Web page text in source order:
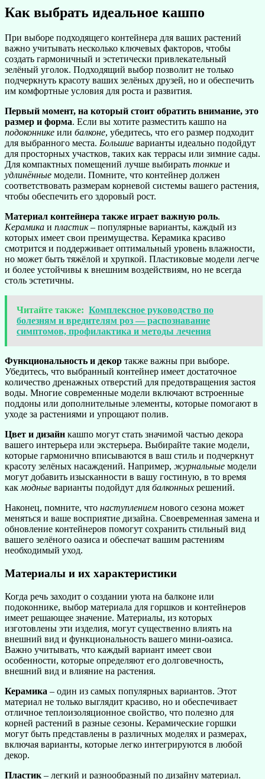
Как выбрать идеальное кашпо
При выборе подходящего контейнера для ваших растений
важно учитывать несколько ключевых факторов, чтобы
создать гармоничный и эстетически привлекательный
зелёный уголок. Подходящий выбор позволит не только
подчеркнуть красоту ваших зелёных друзей, но и обеспечить
им комфортные условия для роста и развития.
Первый момент, на который стоит обратить внимание, это
размер и форма. Если вы хотите разместить кашпо на
подоконнике или балконе, убедитесь, что его размер подходит
для выбранного места. Большие варианты идеально подойдут
для просторных участков, таких как террасы или зимние сады.
Для компактных помещений лучше выбирать тонкие и
удлинённые модели. Помните, что контейнер должен
соответствовать размерам корневой системы вашего растения,
чтобы обеспечить его здоровый рост.
Материал контейнера также играет важную роль.
Керамика и пластик– популярные варианты, каждый из
которых имеет свои преимущества. Керамика красиво
смотрится и поддерживает оптимальный уровень влажности,
но может быть тяжёлой и хрупкой. Пластиковые модели легче
и более устойчивы к внешним воздействиям, но не всегда
столь эстетичны.
Читайте также: Комплексное руководство по
болезням и вредителям роз — распознавание
симптомов, профилактика и методы лечения
Функциональность и декор также важны при выборе.
Убедитесь, что выбранный контейнер имеет достаточное
количество дренажных отверстий для предотвращения застоя
воды. Многие современные модели включают встроенные
поддоны или дополнительные элементы, которые помогают в
уходе за растениями и упрощают полив.
Цвет и дизайн кашпо могут стать значимой частью декора
вашего интерьера или экстерьера. Выбирайте такие модели,
которые гармонично вписываются в ваш стиль и подчеркнут
красоту зелёных насаждений. Например, журнальные модели
могут добавить изысканности в вашу гостиную, в то время
как модные варианты подойдут для балконных решений.
Наконец, помните, что наступлением нового сезона может
меняться и ваше восприятие дизайна. Своевременная замена и
обновление контейнеров помогут сохранить стильный вид
вашего зелёного оазиса и обеспечат вашим растениям
необходимый уход.
Материалы и их характеристики
Когда речь заходит о создании уюта на балконе или
подоконнике, выбор материала для горшков и контейнеров
имеет решающее значение. Материалы, из которых
изготовлены эти изделия, могут существенно влиять на
внешний вид и функциональность вашего мини-оазиса.
Важно учитывать, что каждый вариант имеет свои
особенности, которые определяют его долговечность,
внешний вид и влияние на растения.
Керамика – один из самых популярных вариантов. Этот
материал не только выглядит красиво, но и обеспечивает
отличное теплоизоляционное свойство, что полезно для
корней растений в разные сезоны. Керамические горшки
могут быть представлены в различных моделях и размерах,
включая варианты, которые легко интегрируются в любой
декор.
Пластик – легкий и разнообразный по дизайну материал.